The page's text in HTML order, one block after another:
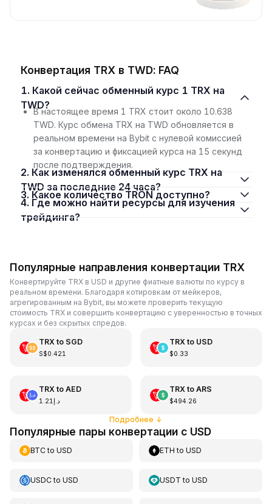
Конвертация TRX в TWD: FAQ
1. Какой сейчас обменный курс 1 TRX на
TWD?
В настоящее время 1 TRX стоит около 10.638
TWD. Курс обмена TRX на TWD обновляется в
реальном времени на Bybit с нулевой комиссией
за конвертацию и фиксацией курса на 15 секунд
после подтверждения.
2. Как изменялся обменный курс TRX на
TWD за последние 24 часа?
3. Какое количество TRON доступно?
4. Где можно найти ресурсы для изучения
трейдинга?
Популярные направления конвертации TRX
Конвертируйте TRX в USD и другие фиатные валюты по курсу в
реальном времени. Благодаря котировкам от мейкеров,
агрегированным на Bybit, вы можете проверить текущую
стоимость TRX и совершить конвертацию с уверенностью в точных
курсах и без скрытых спредов.
TRXto SGD
S$0.421
TRXto USD
$0.33
TRXto AED
د.إ1.21
TRXto ARS
$494.26
Подробнее ↓
Популярные пары конвертации с USD
BTCto USD ETH toUSD
USDCto USD USDT toUSD